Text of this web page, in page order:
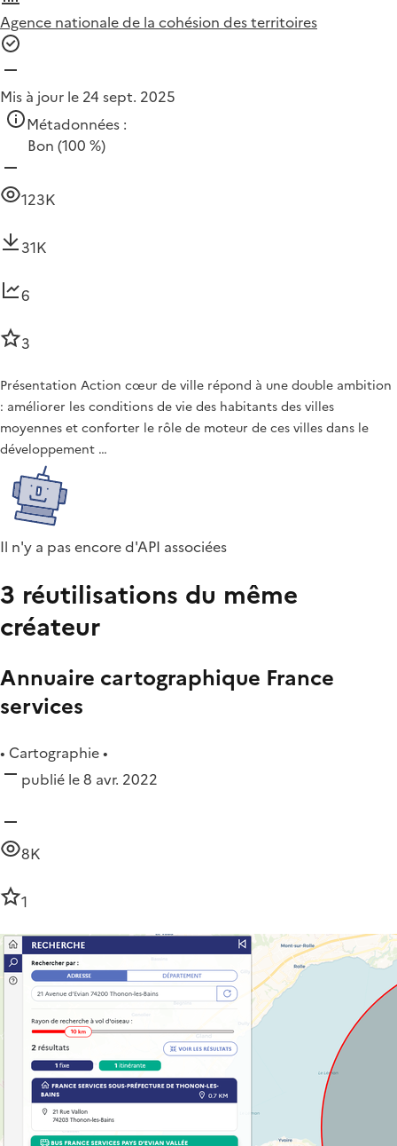
Agence nationale de la cohésion des territoires
Mis à jour le 24 sept. 2025
Métadonnées :
Bon (100 %)
123K
31K
6
3
Présentation Action cœur de ville répond à une double ambition
: améliorer les conditions de vie des habitants des villes
moyennes et conforter le rôle de moteur de ces villes dans le
développement …
Il n'y a pas encore d'API associées
3 réutilisations du même
créateur
Annuaire cartographique France
services
• Cartographie •
publié le 8 avr. 2022
8K
1